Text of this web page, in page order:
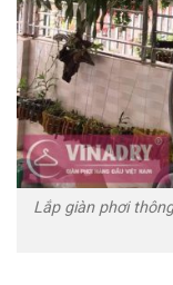
Lắp giàn phơi